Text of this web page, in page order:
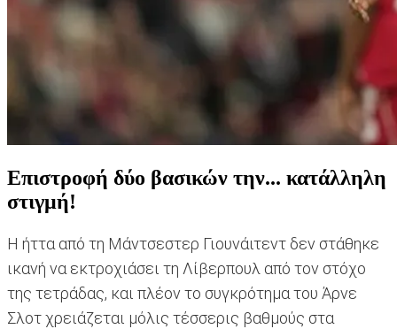
Επιστροφή δύο βασικών την... κατάλληλη
στιγμή!
Η ήττα από τη Μάντσεστερ Γιουνάιτεντ δεν στάθηκε
ικανή να εκτροχιάσει τη Λίβερπουλ από τον στόχο
της τετράδας, και πλέον το συγκρότημα του Άρνε
Σλοτ χρειάζεται μόλις τέσσερις βαθμούς στα